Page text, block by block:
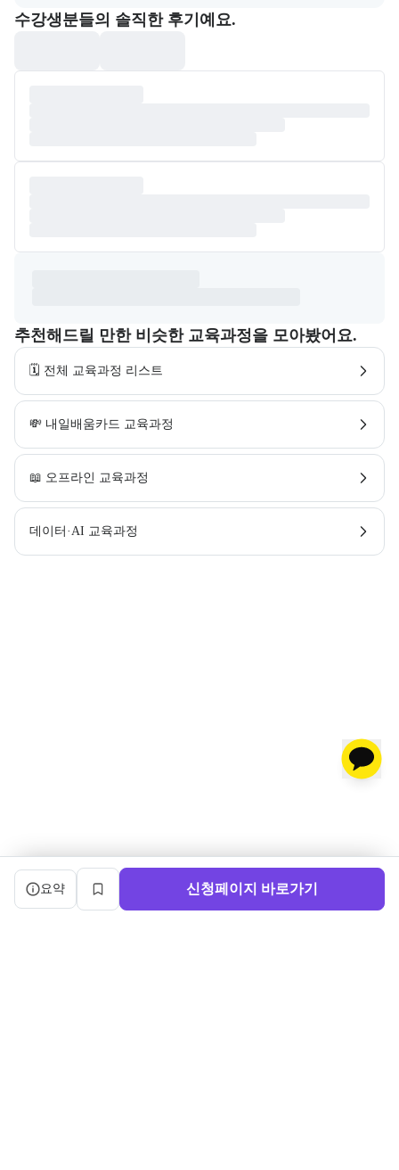
포폴&후기
수강생분들의 솔직한 후기예요.
추천해드릴 만한 비슷한 교육과정을 모아봤어요.
🗓️ 전체 교육과정 리스트
💸 내일배움카드 교육과정
📖 오프라인 교육과정
데이터·AI 교육과정
캠프 요약 정보와 상세 도우미, 북마크, 신청 버튼을 제공한다.
요약
북마크 신청페이지 바로가기